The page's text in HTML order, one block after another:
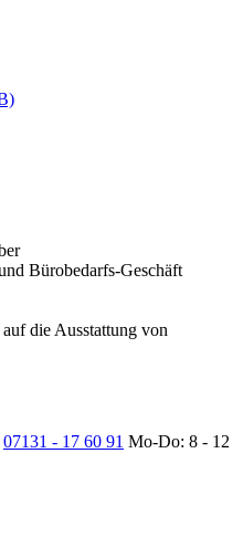
Bürobedarfs-Geschäft
die Ausstattung von
07131 - 17 60 91 Mo-Do: 8 - 12